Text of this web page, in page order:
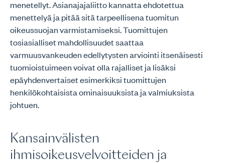
menetellyt. Asianajajaliitto kannatta ehdotettua
menettelyä ja pitää sitä tarpeellisena tuomitun
oikeussuojan varmistamiseksi. Tuomittujen
tosiasialliset mahdollisuudet saattaa
varmuusvankeuden edellytysten arviointi itsenäisesti
tuomioistuimeen voivat olla rajalliset ja lisäksi
epäyhdenvertaiset esimerkiksi tuomittujen
henkilökohtaisista ominaisuuksista ja valmiuksista
johtuen.
Kansainvälisten
ihmisoikeusvelvoitteiden ja